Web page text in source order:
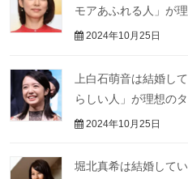
モアあふれる人」が理
2024年10月25日
上白石萌音は結婚し
らしい人」が理想のタ
2024年10月25日
堀北真希は結婚して